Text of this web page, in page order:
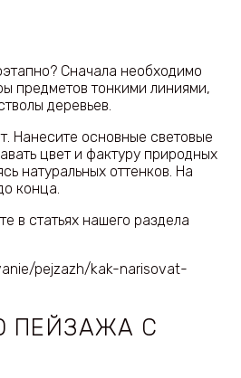
Сначала необходимо
предметов тонкими линиями,
деревьев.
Нанесите основные световые
цвет и фактуру природных
натуральных оттенков. На
конца.
в статьях нашего раздела
pejzazh/kak-narisovat-
ПЕЙЗАЖА С